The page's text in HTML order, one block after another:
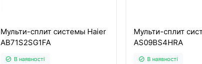
Мульти-сплит системы Haier
AB71S2SG1FA
В наявності
Мульти-сплит
AS09BS4HRA
В наявності